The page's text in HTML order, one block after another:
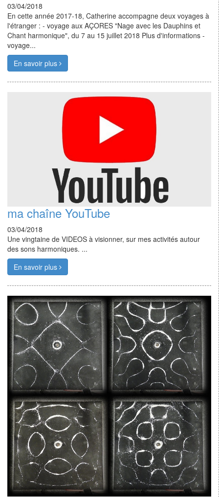
03/04/2018
En cette année 2017-18, Catherine accompagne deux voyages à
l'étranger : - voyage aux AÇORES "Nage avec les Dauphins et
Chant harmonique", du 7 au 15 juillet 2018 Plus d'informations -
voyage...
En savoir plus
ma chaîne YouTube
03/04/2018
Une vingtaine de VIDEOS à visionner, sur mes activités autour
des sons harmoniques. ...
En savoir plus